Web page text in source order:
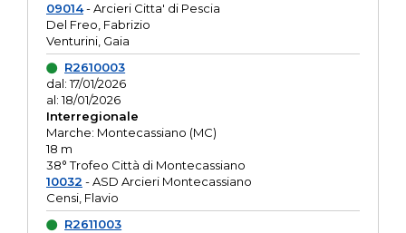
09014- Arcieri Citta' di Pescia
Del Freo, Fabrizio
Venturini, Gaia
R2610003
dal: 17/01/2026
al: 18/01/2026
Interregionale
Marche: Montecassiano (MC)
18 m
38° Trofeo Città di Montecassiano
10032 - ASD Arcieri Montecassiano
Censi, Flavio
R2611003